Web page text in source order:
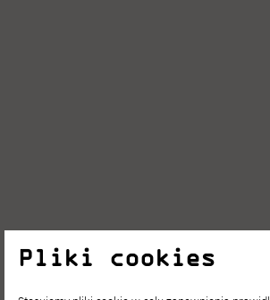
Pliki cookies